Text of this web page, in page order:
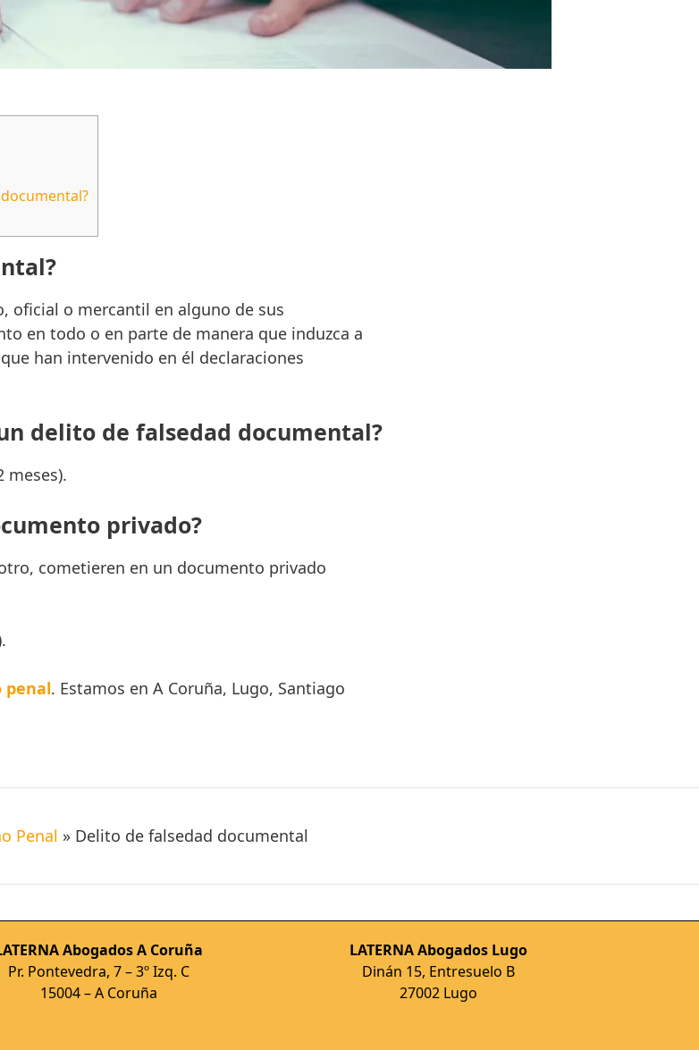
oficial o mercantil en alguno de sus
en todo o en parte de manera que induzca a
han intervenido en él declaraciones
delito de falsedad documental?
meses).
privado?
cometieren en un documento privado
penal. Estamos en A Coruña, Lugo, Santiago
Penal » Delito de falsedad documental
Abogados A Coruña
Pr. Pontevedra, 7 – 3º Izq. C
15004 – A Coruña
LATERNA Abogados Lugo
Dinán 15, Entresuelo B
27002 Lugo